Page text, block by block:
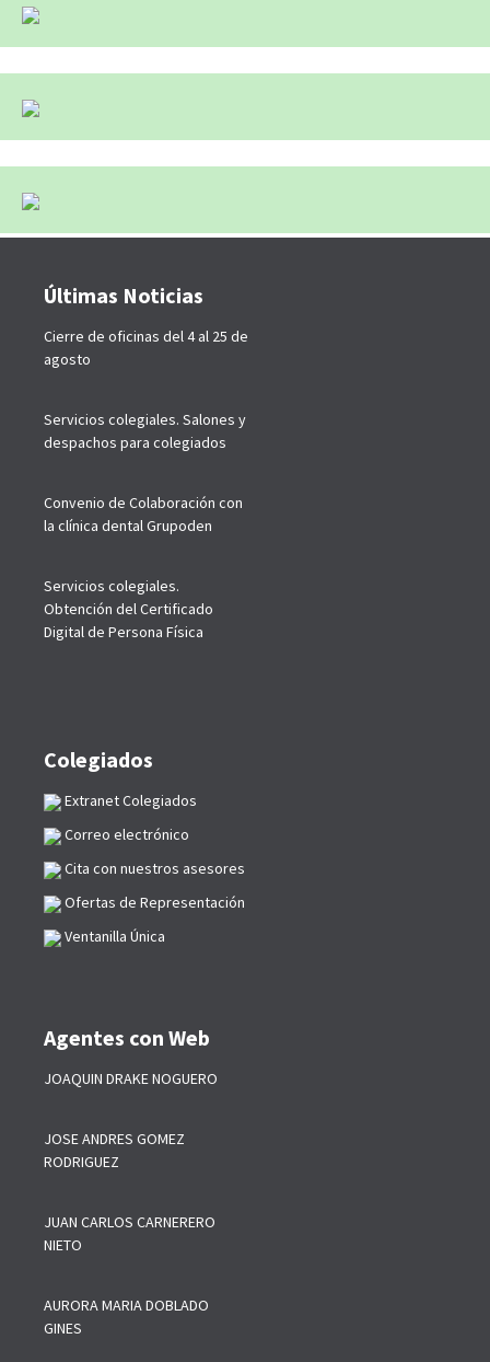
Últimas Noticias
Cierre de oficinas del 4 al 25 de
agosto
Servicios colegiales. Salones y
despachos para colegiados
Convenio de Colaboración con
la clínica dental Grupoden
Servicios colegiales.
Obtención del Certificado
Digital de Persona Física
Colegiados
Extranet Colegiados
Correo electrónico
Cita con nuestros asesores
Ofertas de Representación
Ventanilla Única
Agentes con Web
JOAQUIN DRAKE NOGUERO
JOSE ANDRES GOMEZ
RODRIGUEZ
JUAN CARLOS CARNERERO
NIETO
AURORA MARIA DOBLADO
GINES